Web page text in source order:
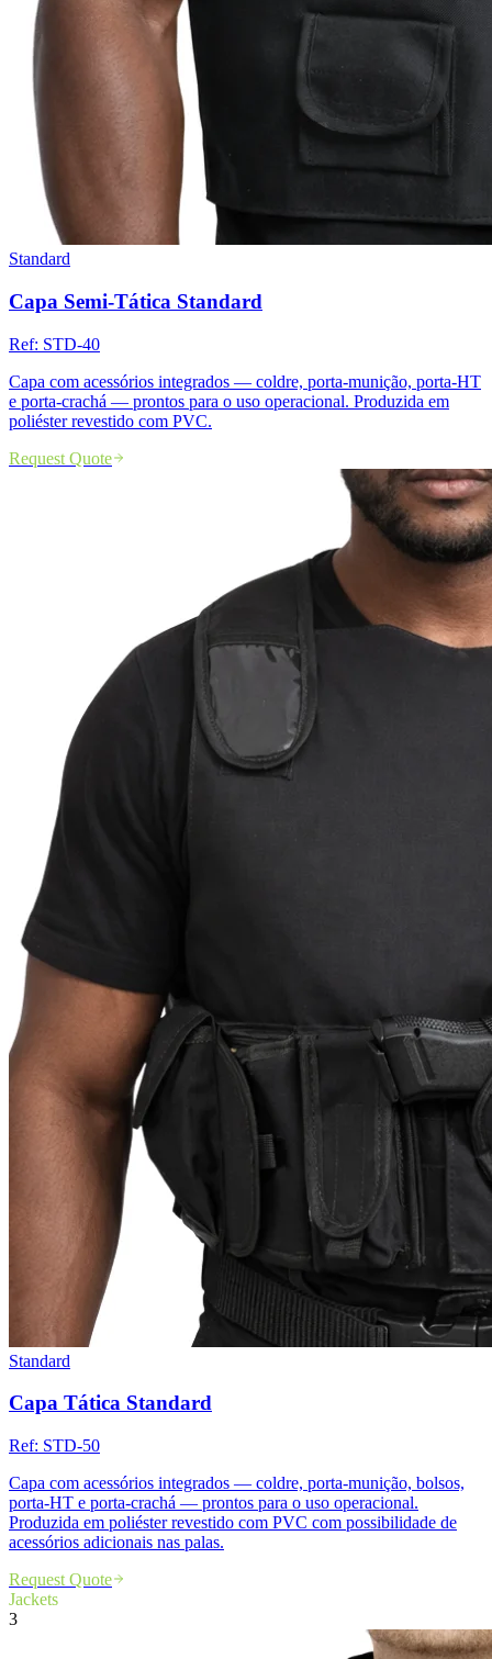
Standard
Capa Semi-Tática Standard
Ref: STD-40
Capa com acessórios integrados — coldre, porta-munição, porta-HT
e porta-crachá — prontos para o uso operacional. Produzida em
poliéster revestido com PVC.
Request Quote
Standard
Capa Tática Standard
Ref: STD-50
Capa com acessórios integrados — coldre, porta-munição, bolsos,
porta-HT e porta-crachá — prontos para o uso operacional.
Produzida em poliéster revestido com PVC com possibilidade de
acessórios adicionais nas palas.
Request Quote
Jackets
3